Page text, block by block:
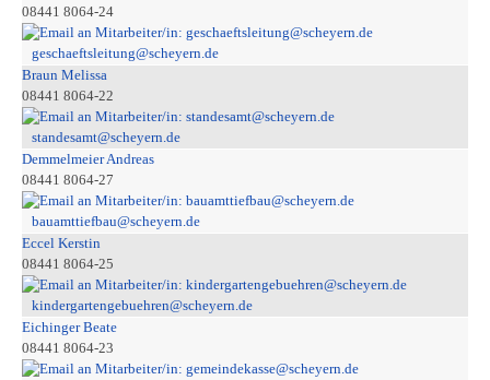
08441 8064-24
geschaeftsleitung@scheyern.de
Braun Melissa
08441 8064-22
standesamt@scheyern.de
Demmelmeier Andreas
08441 8064-27
bauamttiefbau@scheyern.de
Eccel Kerstin
08441 8064-25
kindergartengebuehren@scheyern.de
Eichinger Beate
08441 8064-23